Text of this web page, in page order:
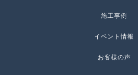
施工事例
イベント情報
お客様の声